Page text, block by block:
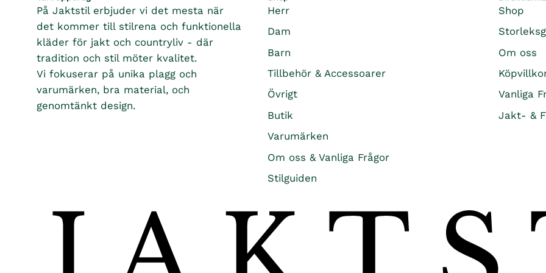
På Jaktstil erbjuder vi det mesta när
det kommer till stilrena och funktionella
kläder för jakt och countryliv - där
tradition och stil möter kvalitet.
Vi fokuserar på unika plagg och
varumärken, bra material, och
genomtänkt design.
Herr
Dam
Barn
Tillbehör & Accessoarer
Övrigt
Butik
Varumärken
Om oss & Vanliga Frågor
Stilguiden
Shop
Om oss
Vanliga
Jakt- &